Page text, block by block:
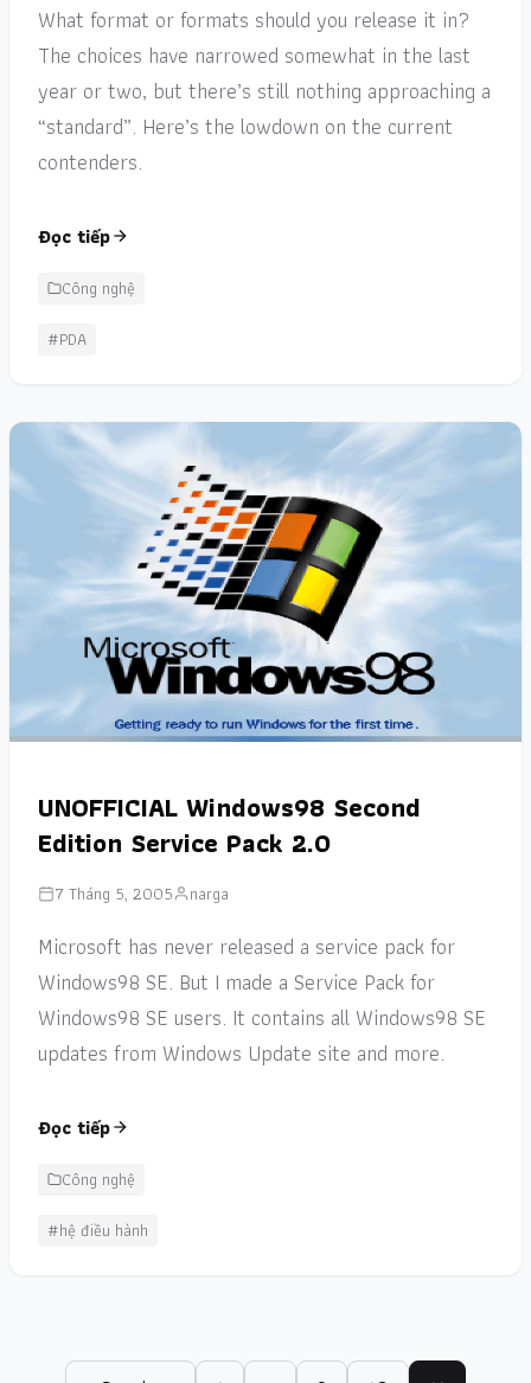
What format or formats should you release it in?
The choices have narrowed somewhat in the last
year or two, but there’s still nothing approaching a
“standard”. Here’s the lowdown on the current
contenders.
Đọc tiếp
Công nghệ
#PDA
UNOFFICIAL Windows98 Second
Edition Service Pack 2.0
7 Tháng 5, 2005 narga
Microsoft has never released a service pack for
Windows98 SE. But I made a Service Pack for
Windows98 SE users. It contains all Windows98 SE
updates from Windows Update site and more.
Đọc tiếp
Công nghệ
#hệ điều hành